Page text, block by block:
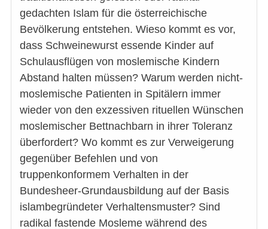
gedachten Islam für die österreichische
Bevölkerung entstehen. Wieso kommt es vor,
dass Schweinewurst essende Kinder auf
Schulausflügen von moslemische Kindern
Abstand halten müssen? Warum werden nicht-
moslemische Patienten in Spitälern immer
wieder von den exzessiven rituellen Wünschen
moslemischer Bettnachbarn in ihrer Toleranz
überfordert? Wo kommt es zur Verweigerung
gegenüber Befehlen und von
truppenkonformem Verhalten in der
Bundesheer-Grundausbildung auf der Basis
islambegründeter Verhaltensmuster? Sind
radikal fastende Mosleme während des